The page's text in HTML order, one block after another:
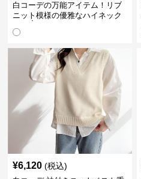
白コーデの万能アイテム！リブ
ニット模様の優雅なハイネック
¥6,120 (税込)